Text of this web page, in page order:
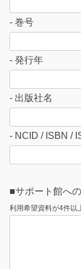
- 巻号
- 発行年
- 出版社名
- NCID / ISBN /
■サポート館へ
利用希望資料が4件以